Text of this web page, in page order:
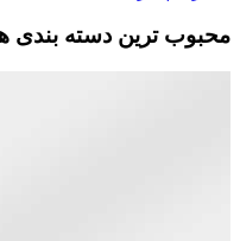
محبوب ترین دسته بندی